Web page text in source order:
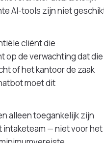
AI-tools zijn niet
cliënt die
op de verwachting dat die
of het kantoor de zaak
moet dit
alleen toegankelijk zijn
intaketeam — niet voor het